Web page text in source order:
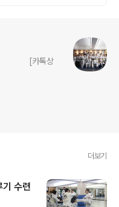
[카톡상
더보기
수련